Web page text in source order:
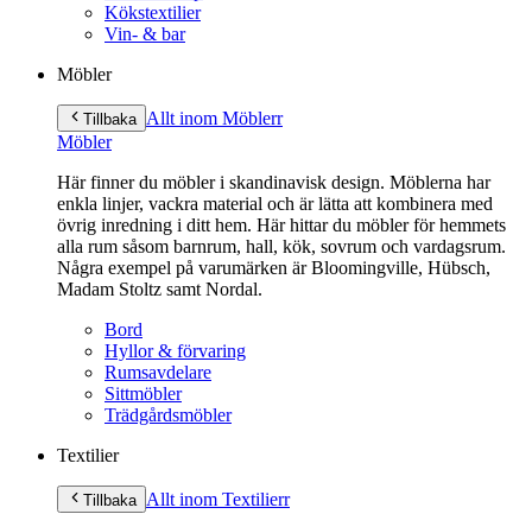
Kökstextilier
Vin- & bar
Möbler
Tillbaka Allt inom Möblerr
Möbler
Här finner du möbler i skandinavisk design. Möblerna har
enkla linjer, vackra material och är lätta att kombinera med
övrig inredning i ditt hem. Här hittar du möbler för hemmets
alla rum såsom barnrum, hall, kök, sovrum och vardagsrum.
Några exempel på varumärken är Bloomingville, Hübsch,
Madam Stoltz samt Nordal.
Bord
Hyllor & förvaring
Rumsavdelare
Sittmöbler
Trädgårdsmöbler
Textilier
Tillbaka Allt inom Textilierr